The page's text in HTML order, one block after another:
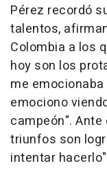
Pérez recordó
talentos,
Colombia a los
hoy son los
me
emociono
campeón".
triunfos son
intentar